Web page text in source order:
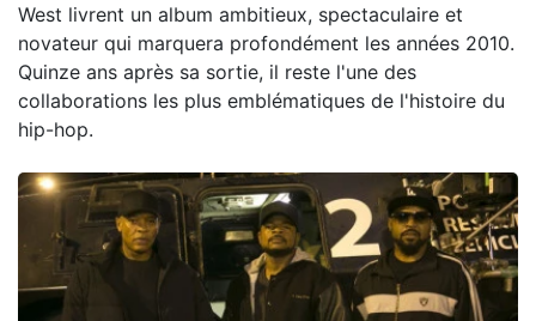
West livrent un album ambitieux, spectaculaire et
novateur qui marquera profondément les années 2010.
Quinze ans après sa sortie, il reste l'une des
collaborations les plus emblématiques de l'histoire du
hip-hop.